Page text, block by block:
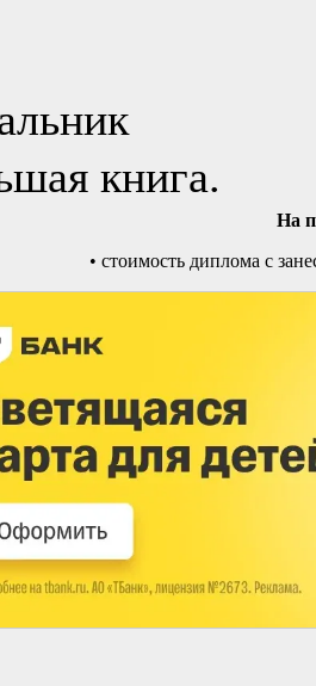
книга.
На
• стоимость диплома с